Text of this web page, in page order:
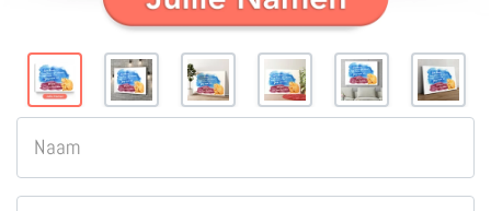
Naam